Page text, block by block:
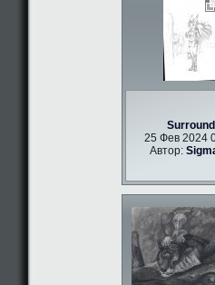
Surround
25 Фев 2024
Автор: